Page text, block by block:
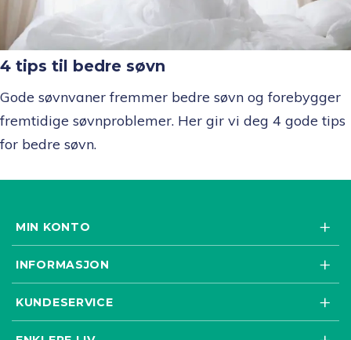
4 tips til bedre søvn
Gode søvnvaner fremmer bedre søvn og forebygger
fremtidige søvnproblemer. Her gir vi deg 4 gode tips
for bedre søvn.
MIN KONTO
INFORMASJON
KUNDESERVICE